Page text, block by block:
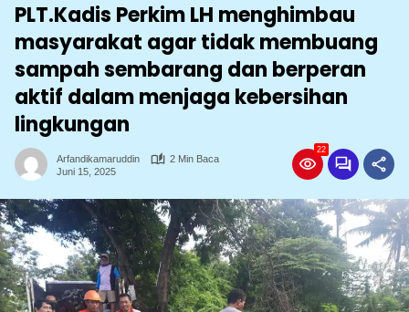
PLT.Kadis Perkim LH menghimbau
masyarakat agar tidak membuang
sampah sembarang dan berperan
aktif dalam menjaga kebersihan
lingkungan
Arfandikamaruddin
2 Min Baca
Juni 15, 2025
22